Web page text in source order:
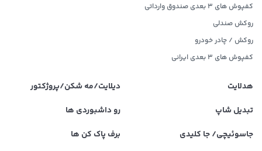
کفپوش های 3 بعدی صندوق وارداتی
روکش صندلی
روکش / چادر خودرو
کفپوش های ۳ بعدی ایرانی
هدلایت
دیلایت/مه شکن/پروژکتور
تبدیل شاپ
رو داشبوردی ها
جاسوئیچی/ جا کلیدی
برف پاک کن ها